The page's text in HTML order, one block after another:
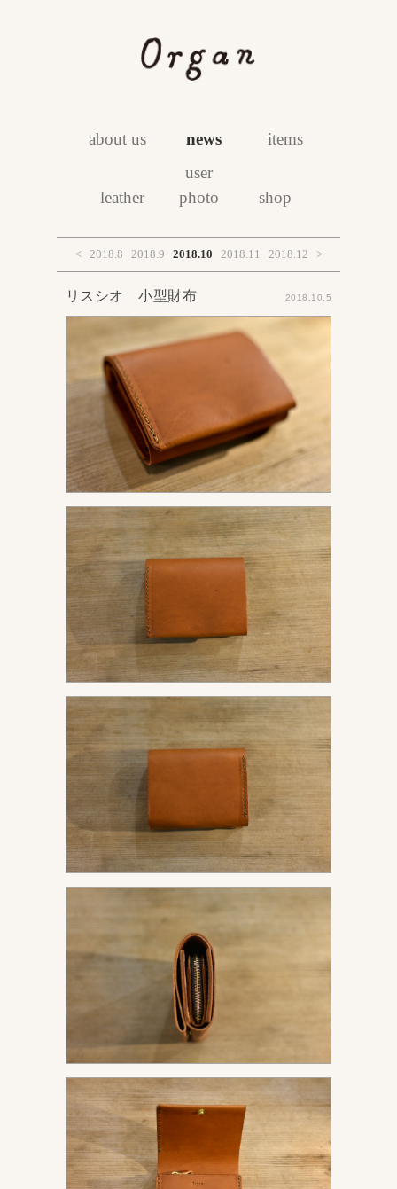
about us news items
leather
user
photo
shop
< 2018.8 2018.9 2018.10 2018.11 2018.12 >
リスシオ 小型財布 2018.10.5